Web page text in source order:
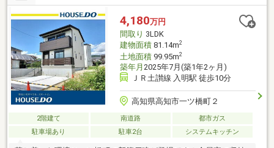
4,180万円
間取り 3LDK
建物面積81.14m2
土地面積99.95m2
築年月 2025年7月(築1年2ヶ月)
ＪＲ土讃線 入明駅 徒歩10分
高知県高知市一ツ橋町２
2階建て 南道路
都市ガス
駐車場あり
駐車2台 システムキッチン